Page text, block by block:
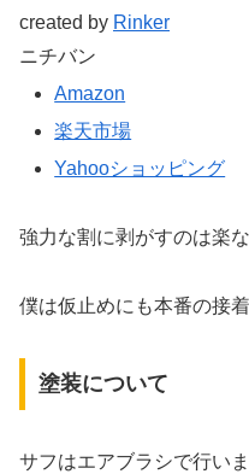
created by Rinker
ニチバン
Amazon
楽天市場
Yahooショッピング
強力な割に剥がすのは楽
僕は仮止めにも本番の接
塗装について
サフはエアブラシで行いま